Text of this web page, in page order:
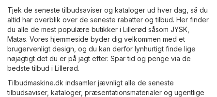
Tjek de seneste tilbudsaviser og kataloger ud hver dag, så du
altid har overblik over de seneste rabatter og tilbud. Her finder
du alle de mest populære butikker i Lillerød såsom JYSK
Matas. Vores hjemmeside byder dig velkommen med et
brugervenligt design, og du kan derfor lynhurtigt finde lige
nøjagtigt det du er på jagt efter. Spar tid og penge via de
bedste tilbud i Lillerød.
Tilbudmaskine.dk indsamler jævnligt alle de seneste
tilbudsaviser, kataloger, præsentationsmaterialer og ugentlige